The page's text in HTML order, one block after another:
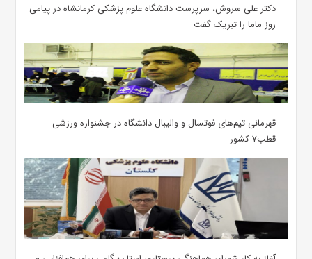
دکتر علی سروش، سرپرست دانشگاه علوم پزشکی کرمانشاه در پیامی
روز ماما را تبریک گفت
قهرمانی تیم‌های فوتسال و والیبال دانشگاه در جشنواره ورزشی
قطب۷ کشور